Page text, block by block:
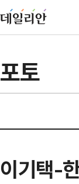
포토
이기택-